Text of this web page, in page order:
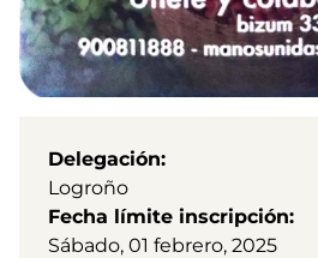
Delegación
Logroño
Fecha límite inscripción
Sábado, 01 febrero, 2025